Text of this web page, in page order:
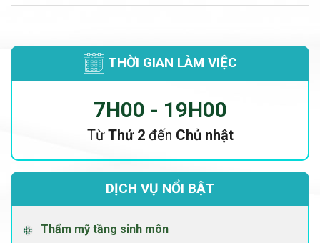
THỜI GIAN LÀM VIỆC
7H00 - 19H00
TừThứ 2đến Chủ nhật
DỊCH VỤ NỔI BẬT
Thẩm mỹ tầng sinh môn